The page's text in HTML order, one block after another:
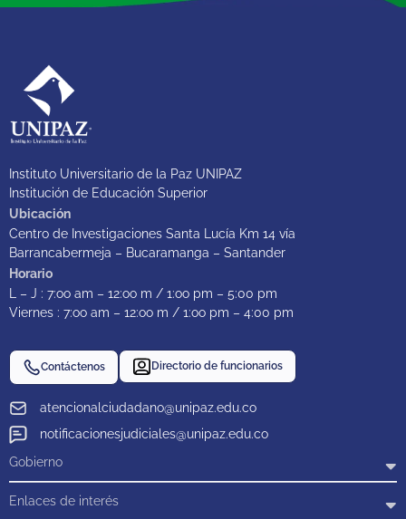
Instituto Universitario de la Paz UNIPAZ
Institución de Educación Superior
Ubicación
Centro de Investigaciones Santa Lucía Km 14 vía
Barrancabermeja – Bucaramanga – Santander
Horario
L – J : 7:oo am – 12:oo m / 1:oo pm – 5:00 pm
Viernes : 7:oo am – 12:oo m / 1:oo pm – 4:00 pm
atencionalciudadano@unipaz.edu.co
notificacionesjudiciales@unipaz.edu.co
Contáctenos Directorio de funcionarios
Gobierno
Enlaces de interés